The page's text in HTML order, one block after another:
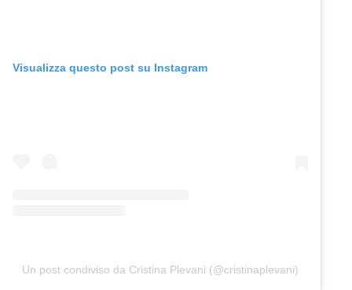
Visualizza questo post su Instagram
Un post condiviso da Cristina Plevani (@cristinaplevani)